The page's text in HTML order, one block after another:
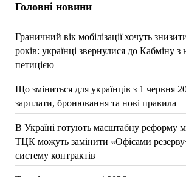
Головні новини
Граничний вік мобілізації хочуть
років: українці звернулися до Кабміну
петицією
Що зміниться для українців з 1 червня
зарплати, бронювання та нові правила
В Україні готують масштабну реформу
ТЦК можуть замінити «Офісами
систему контрактів